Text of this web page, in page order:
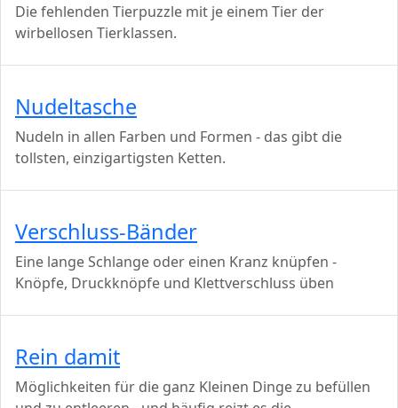
Die fehlenden Tierpuzzle mit je einem Tier der
wirbellosen Tierklassen.
Nudeltasche
Nudeln in allen Farben und Formen - das gibt die
tollsten, einzigartigsten Ketten.
Verschluss-Bänder
Eine lange Schlange oder einen Kranz knüpfen -
Knöpfe, Druckknöpfe und Klettverschluss üben
Rein damit
Möglichkeiten für die ganz Kleinen Dinge zu befüllen